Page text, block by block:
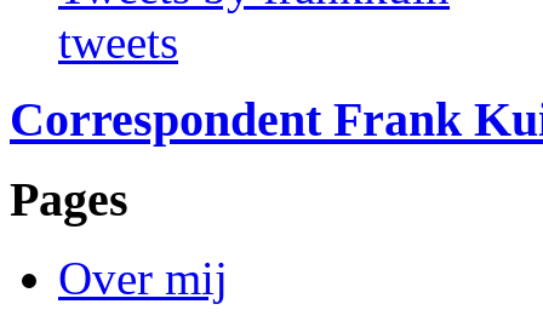
tweets
Correspondent Frank
Pages
Over mij